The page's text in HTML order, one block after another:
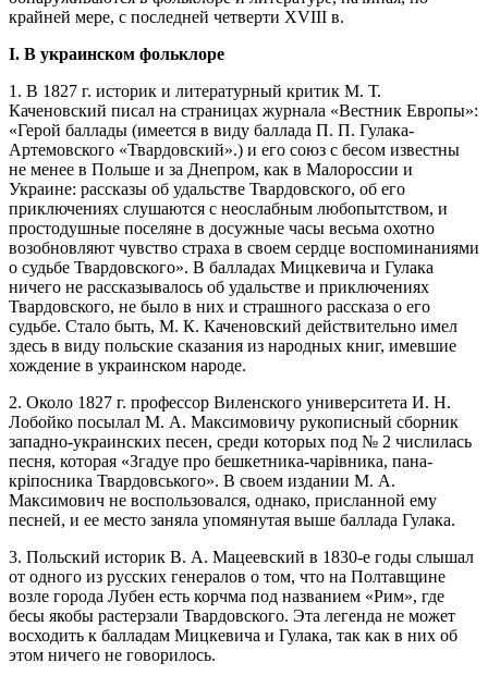
крайней мере, с последней четверти XVIII в.
I. В украинском фольклоре
1. В 1827 г. историк и литературный критик М. Т.
Каченовский писал на страницах журнала «Вестник Европы»:
«Герой баллады (имеется в виду баллада П. П. Гулака-
Артемовского «Твардовский».) и его союз с бесом известны
не менее в Польше и за Днепром, как в Малороссии и
Украине: рассказы об удальстве Твардовского, об его
приключениях слушаются с неослабным любопытством, и
простодушные поселяне в досужные часы весьма охотно
возобновляют чувство страха в своем сердце воспоминаниями
о судьбе Твардовского». В балладах Мицкевича и Гулака
ничего не рассказывалось об удальстве и приключениях
Твардовского, не было в них и страшного рассказа о его
судьбе. Стало быть, М. К. Каченовский действительно имел
здесь в виду польские сказания из народных книг, имевшие
хождение в украинском народе.
2. Около 1827 г. профессор Виленского университета И. Н.
Лобойко посылал М. А. Максимовичу рукописный сборник
западно-украинских песен, среди которых под № 2 числилась
песня, которая «Згадуе про бешкетника-чарівника, пана-
кріпосника Твардовського». В своем издании М. А.
Максимович не воспользовался, однако, присланной ему
песней, и ее место заняла упомянутая выше баллада Гулака.
3. Польский историк В. А. Мацеевский в 1830-е годы слышал
от одного из русских генералов о том, что на Полтавщине
возле города Лубен есть корчма под названием «Рим», где
бесы якобы растерзали Твардовского. Эта легенда не может
восходить к балладам Мицкевича и Гулака, так как в них об
этом ничего не говорилось.